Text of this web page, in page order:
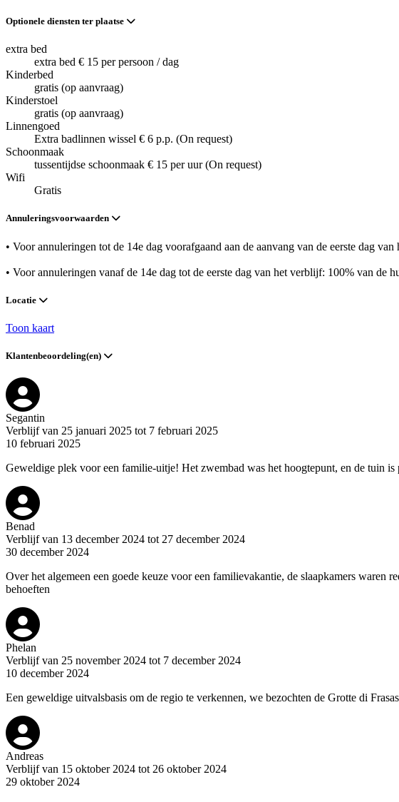
Optionele diensten ter plaatse
extra bed
extra bed € 15 per persoon / dag
Kinderbed
gratis (op aanvraag)
Kinderstoel
gratis (op aanvraag)
Linnengoed
Extra badlinnen wissel € 6 p.p. (On request)
Schoonmaak
tussentijdse schoonmaak € 15 per uur (On request)
Wifi
Gratis
Annuleringsvoorwaarden
• Voor annuleringen tot de 14e dag voorafgaand aan de aanvang van de eerste dag
• Voor annuleringen vanaf de 14e dag tot de eerste dag van het verblijf: 100% van de
Locatie
Toon kaart
Klantenbeoordeling(en)
Segantin
Verblijf van 25 januari 2025 tot 7 februari 2025
10 februari 2025
Geweldige plek voor een familie-uitje! Het zwembad was het hoogtepunt, en de tuin
Benad
Verblijf van 13 december 2024 tot 27 december 2024
30 december 2024
Over het algemeen een goede keuze voor een familievakantie, de slaapkamers
behoeften
Phelan
Verblijf van 25 november 2024 tot 7 december 2024
10 december 2024
Een geweldige uitvalsbasis om de regio te verkennen, we bezochten de Grotte di
Andreas
Verblijf van 15 oktober 2024 tot 26 oktober 2024
29 oktober 2024